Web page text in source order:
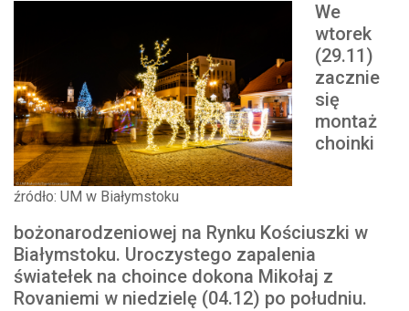
źródło: UM w Białymstoku
We
wtorek
(29.11)
zacznie
się
montaż
choinki
bożonarodzeniowej na Rynku Kościuszki w
Białymstoku. Uroczystego zapalenia
światełek na choince dokona Mikołaj z
Rovaniemi w niedzielę (04.12) po południu.